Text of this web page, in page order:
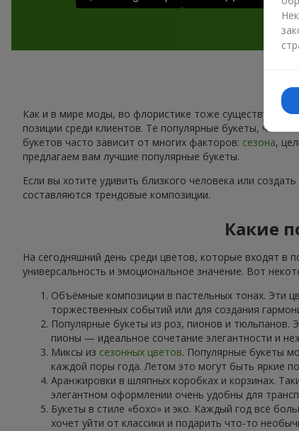
Как и в мире моды, во флористике тоже существуют
позиции среди клиентов. Те популярные букеты, что
букетов часто зависит от многих факторов: сезона,
предлагаем вам лучшие популярные букеты.
Если вы хотите удивить близкого человека или
составляются трендовые композиции.
Какие
На сегодняшний день среди цветов, которые входят в
универсальность и эмоциональное значение. Вот
Объёмные композиции в пастельных тонах. Эти
торжественных событий или для создания
Популярные букеты из роз, пионов и тюльпанов.
пионы — идеальное сочетание элегантности и
Миксы из сезонных цветов. Популярные букеты
каждой поры года. Летом это могут быть яркие
Аранжировки в шляпных коробках и корзинах.
элегантном оформлении очень удобны для
Букеты в стиле «бохо» и эко. Каждый год всё
хочет уйти от классики и подарить что-то